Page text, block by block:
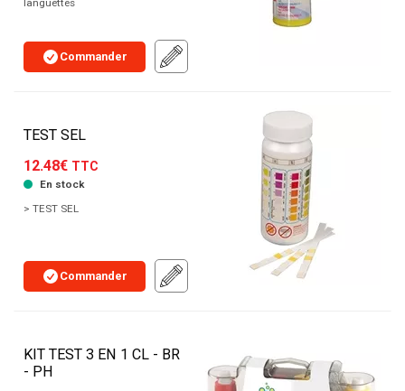
languettes
Commander
TEST SEL
12.48€ TTC
En stock
> TEST SEL
Commander
KIT TEST 3 EN 1 CL - BR
- PH